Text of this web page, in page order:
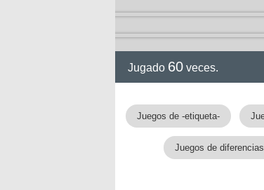
Jugado 60 veces.
Juegos de -etiqueta-
Juegos de diferencias